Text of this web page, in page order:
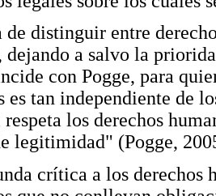
de distinguir entre
dejando a salvo la
con Pogge, para
es tan independiente de
los derechos
legitimidad" (Pogge,
crítica a los derechos